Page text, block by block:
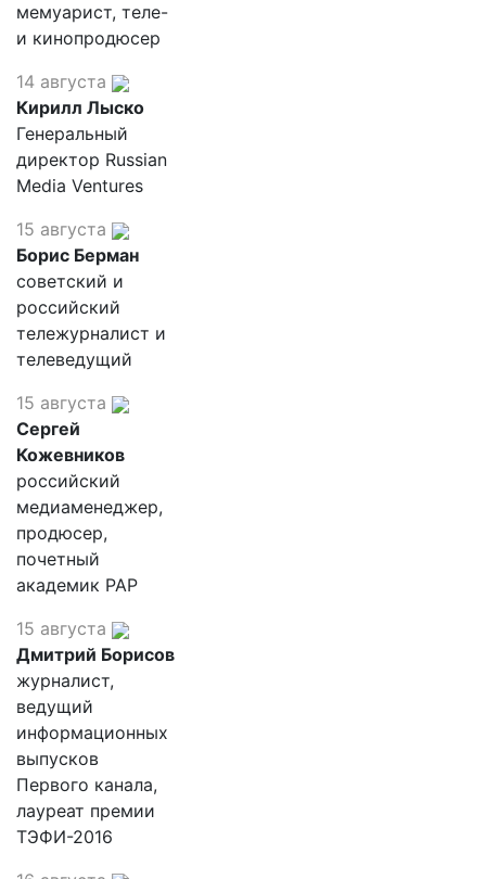
мемуарист, теле-
и кинопродюсер
14 августа
Кирилл Лыско
Генеральный
директор Russian
Media Ventures
15 августа
Борис Берман
советский и
российский
тележурналист и
телеведущий
15 августа
Сергей
Кожевников
российский
медиаменеджер,
продюсер,
почетный
академик РАР
15 августа
Дмитрий Борисов
журналист,
ведущий
информационных
выпусков
Первого канала,
лауреат премии
ТЭФИ-2016